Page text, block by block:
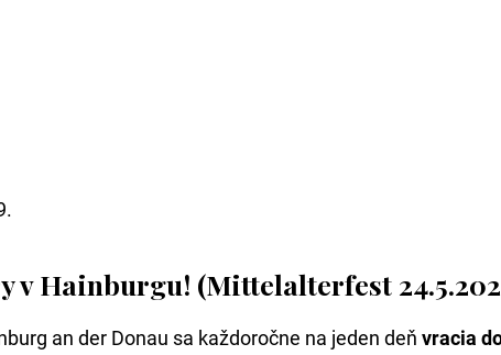
v Hainburgu! (Mittelalterfest
an der Donau sa každoročne na jeden deň vracia